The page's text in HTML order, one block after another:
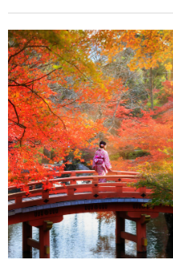
リス
トス
タイ
ル
7.
テー
ブル
スタ
イル
8.
その
他